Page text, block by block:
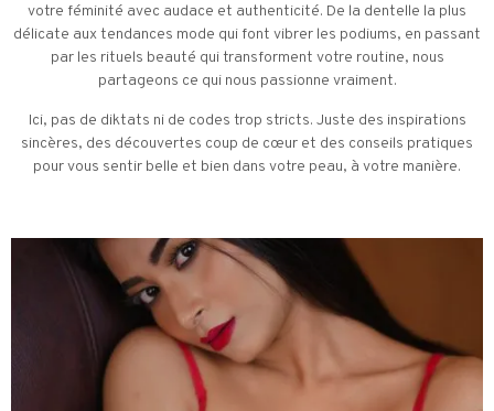
votre féminité avec audace et authenticité. De la dentelle la plus
délicate aux tendances mode qui font vibrer les podiums, en passant
par les rituels beauté qui transforment votre routine, nous
partageons ce qui nous passionne vraiment.
Ici, pas de diktats ni de codes trop stricts. Juste des inspirations
sincères, des découvertes coup de cœur et des conseils pratiques
pour vous sentir belle et bien dans votre peau, à votre manière.